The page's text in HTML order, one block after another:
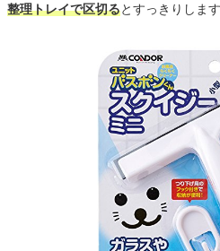
整理トレイで区切るとすっきりします